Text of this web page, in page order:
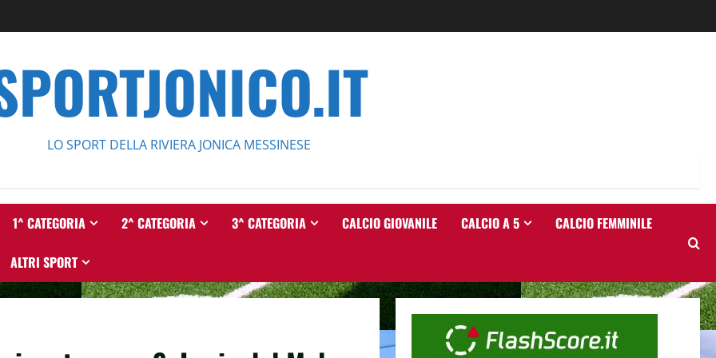
LO SPORT DELLA RIVIERA JONICA MESSINESE
1^ CATEGORIA 2^ CATEGORIA 3^ CATEGORIA CALCIO GIOVANILE CALCIO A 5 CALCIO FEMMINILE
ALTRI SPORT